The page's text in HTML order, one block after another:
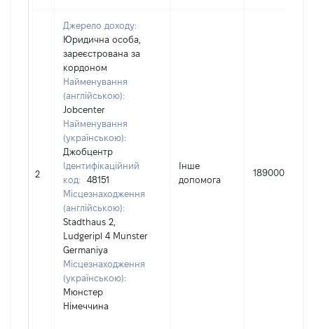
2
Джерело доходу:
Юридична особа,
зареєстрована за
кордоном
Найменування
(англійською):
Jobcenter
Найменування
(українською):
Джобцентр
Ідентифікаційний
код:
48151
Місцезнаходження
(англійською):
Stadthaus 2,
Ludgeripl 4 Munster
Germaniya
Місцезнаходження
(українською):
Мюнстер
Німеччина
Інше
допомога
189000